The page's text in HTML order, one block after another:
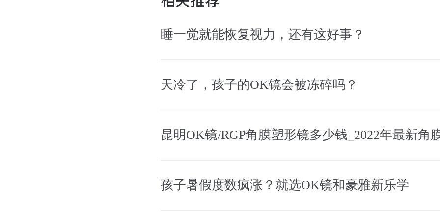
睡一觉就能恢复视力，还有这好事？
天冷了，孩子的OK镜会被冻碎吗？
孩子暑假度数疯涨？就选OK镜和豪雅新乐学